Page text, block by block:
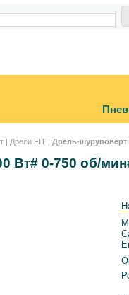
| Дрели FIT | Дрель-шуруповерт
Вт# 0-750 об/